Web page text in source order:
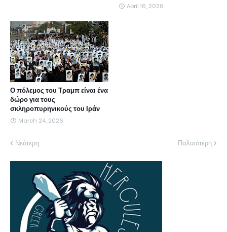
April 16, 2026
Ο πόλεμος του Τραμπ είναι ένα
δώρο για τους
σκληροπυρηνικούς του Ιράν
March 24, 2026
Νεότερη Παλαιότερη